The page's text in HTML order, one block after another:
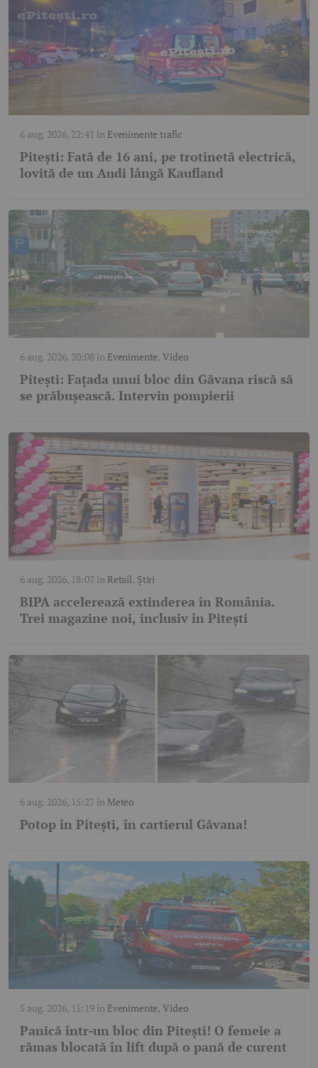
6 aug. 2026, 22:41 în Evenimente trafic
Pitești: Fată de 16 ani, pe trotinetă electrică,
lovită de un Audi lângă Kaufland
6 aug. 2026, 20:08în Evenimente,Video
Pitești: Fațada unui bloc din Găvana riscă să
se prăbușească. Intervin pompierii
6 aug. 2026, 18:07în Retail, Știri
BIPA accelerează extinderea în România.
Trei magazine noi, inclusiv în Pitești
6 aug. 2026, 15:27în Meteo
Potop în Pitești, în cartierul Găvana!
5 aug. 2026, 15:19în Evenimente,Video
Panică într-un bloc din Pitești! O femeie a
rămas blocată în lift după o pană de curent